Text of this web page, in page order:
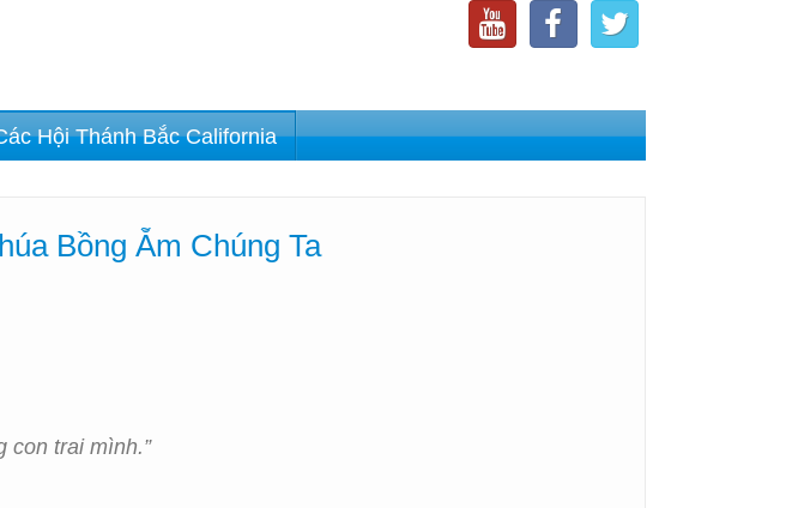
Hội Thánh Bắc California
Bồng Ẵm Chúng Ta
con trai mình.”